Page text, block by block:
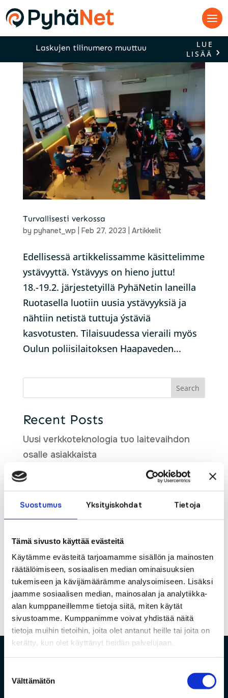
Suostumus Yksityiskohdat Tietoja
Tämä sivusto käyttää evästeitä
Käytämme evästeitä tarjoamamme sisällön ja mainosten
räätälöimiseen, sosiaalisen median ominaisuuksien
tukemiseen ja kävijämäärämme analysoimiseen. Lisäksi
jaamme sosiaalisen median, mainosalan ja analytiikka-
alan kumppaneillemme tietoja siitä, miten käytät
sivustoamme. Kumppanimme voivat yhdistää näitä
tietoja muihin tietoihin, joita olet antanut heille tai joita on
kerätty, kun olet käyttänyt heidän palvelujaan.
valinta
Välttämätön
Laskujen tilinumero muuttuu
LUE
LISÄÄ
Turvallisesti verkossa
by pyhanet_wp Feb 27, 2023 Artikkelit
Edellisessä artikkelissamme käsittelimme
ystävyyttä. Ystävyys on hieno juttu!
18.-19.2. järjestetyillä PyhäNetin laneilla
Ruotasella luotiin uusia ystävyyksiä ja
nähtiin netistä tuttuja ýstäviä
kasvotusten. Tilaisuudessa vieraili myös
Oulun poliisilaitoksen Haapaveden...
Search
Recent Posts
Uusi verkkoteknologia tuo laitevaihdon
osalle asiakkaista
Laskujen tilinumero muuttuu
Nettiyhteys ja etähoiva-webinaari
16.4.2026
Recent Comments
No comments to show.